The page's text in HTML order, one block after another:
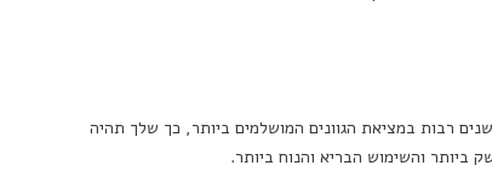
רבות במציאת הגוונים המושלמים ביותר, כך שלך תהיה
ביותר והשימוש הבריא והנוח ביותר.
התפוצה